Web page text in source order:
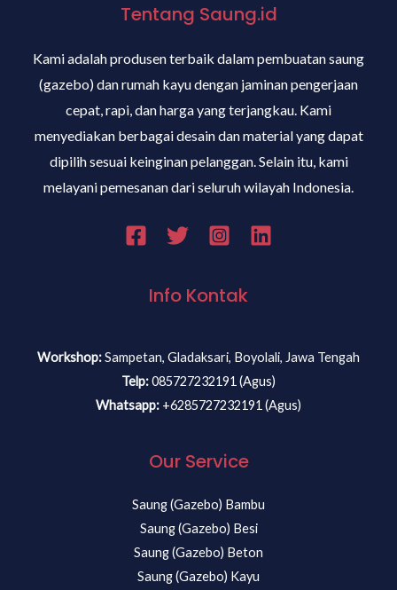
Tentang Saung.id
Kami adalah produsen terbaik dalam pembuatan saung
(gazebo) dan rumah kayu dengan jaminan pengerjaan
cepat, rapi, dan harga yang terjangkau. Kami
menyediakan berbagai desain dan material yang dapat
dipilih sesuai keinginan pelanggan. Selain itu, kami
melayani pemesanan dari seluruh wilayah Indonesia.
Info Kontak
Workshop:Sampetan, Gladaksari, Boyolali, Jawa Tengah
Telp:085727232191 (Agus)
Whatsapp: +6285727232191 (Agus)
Our Service
Saung (Gazebo) Bambu
Saung (Gazebo) Besi
Saung (Gazebo) Beton
Saung (Gazebo) Kayu